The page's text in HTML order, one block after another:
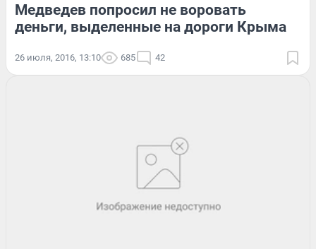
Медведев попросил не воровать
деньги, выделенные на дороги Крыма
26 июля, 2016, 13:10 685 42